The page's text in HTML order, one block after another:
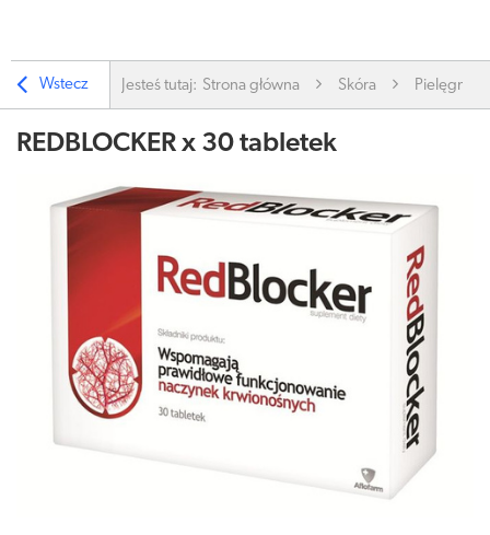
Wstecz Jesteś tutaj: Strona główna Skóra
REDBLOCKER x 30 tabletek